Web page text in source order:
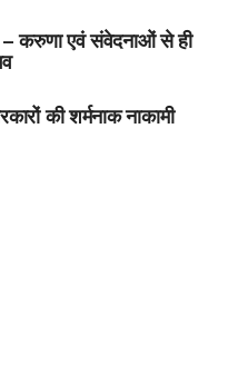
– करुणा एवं संवेदनाओं से ही
की शर्मनाक नाकामी